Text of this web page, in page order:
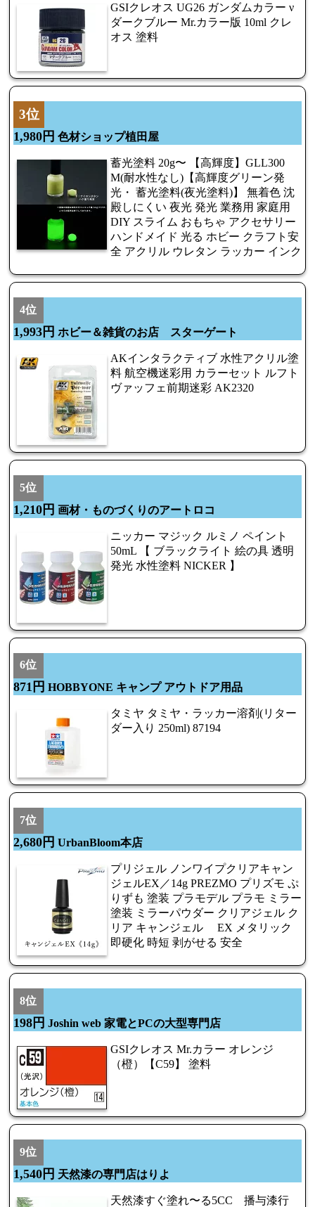
GSIクレオス UG26 ガンダムカラー ν
ダークブルー Mr.カラー版 10ml クレ
オス 塗料
3位
1,980円 色材ショップ植田屋
蓄光塗料 20g〜 【高輝度】GLL300
M(耐水性なし)【高輝度グリーン発
光・ 蓄光塗料(夜光塗料)】 無着色 沈
殿しにくい 夜光 発光 業務用 家庭用
DIY スライム おもちゃ アクセサリー
ハンドメイド 光る ホビー クラフト安
全 アクリル ウレタン ラッカー インク
4位
1,993円 ホビー＆雑貨のお店 スターゲート
AKインタラクティブ 水性アクリル塗
料 航空機迷彩用 カラーセット ルフト
ヴァッフェ前期迷彩 AK2320
5位
1,210円 画材・ものづくりのアートロコ
ニッカー マジック ルミノ ペイント
50mL 【 ブラックライト 絵の具 透明
発光 水性塗料 NICKER 】
6位
871円 HOBBYONE キャンプ アウトドア用品
タミヤ タミヤ・ラッカー溶剤(リター
ダー入り 250ml) 87194
7位
2,680円 UrbanBloom本店
プリジェル ノンワイプクリアキャン
ジェルEX／14g PREZMO プリズモ ぷ
りずも 塗装 プラモデル プラモ ミラー
塗装 ミラーパウダー クリアジェル ク
リア キャンジェル EX メタリック
即硬化 時短 剥がせる 安全
8位
198円 Joshin web 家電とPCの大型専門店
GSIクレオス Mr.カラー オレンジ
（橙）【C59】 塗料
9位
1,540円 天然漆の専門店はりよ
天然漆すぐ塗れ〜る5CC 播与漆行